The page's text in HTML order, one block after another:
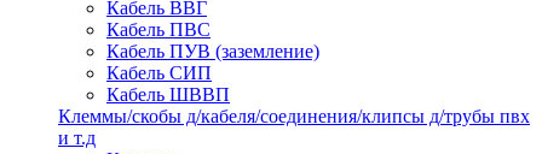
Кабель ВВГ
Кабель ПВС
Кабель ПУВ (заземление)
Кабель СИП
Кабель ШВВП
Клеммы/скобы д/кабеля/соединения/клипсы д/трубы пвх
и т.д